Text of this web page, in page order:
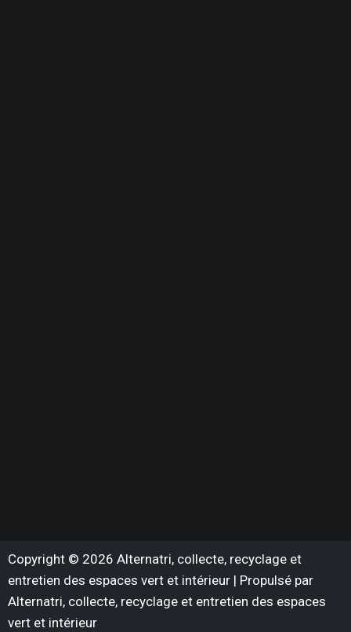
Copyright © 2026 Alternatri, collecte, recyclage et
entretien des espaces vert et intérieur | Propulsé par
Alternatri, collecte, recyclage et entretien des espaces
vert et intérieur